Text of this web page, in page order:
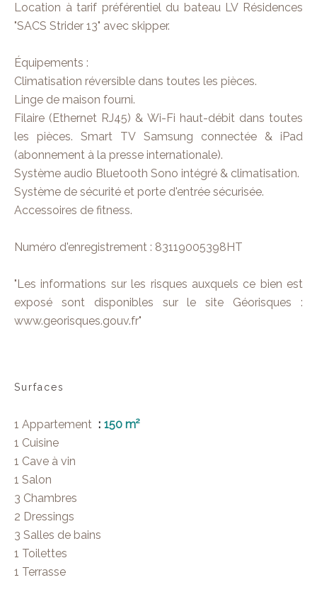
Location à tarif préférentiel du bateau LV Résidences
"SACS Strider 13" avec skipper.
Équipements :
Climatisation réversible dans toutes les pièces.
Linge de maison fourni.
Filaire (Ethernet RJ45) & Wi-Fi haut-débit dans toutes
les pièces. Smart TV Samsung connectée & iPad
(abonnement à la presse internationale).
Système audio Bluetooth Sono intégré & climatisation.
Système de sécurité et porte d'entrée sécurisée.
Accessoires de fitness.
Numéro d'enregistrement : 83119005398HT
"Les informations sur les risques auxquels ce bien est
exposé sont disponibles sur le site Géorisques :
www.georisques.gouv.fr"
Surfaces
1 Appartement
150 m²
1 Cuisine
1 Cave à vin
1 Salon
3 Chambres
2 Dressings
3 Salles de bains
1 Toilettes
1 Terrasse